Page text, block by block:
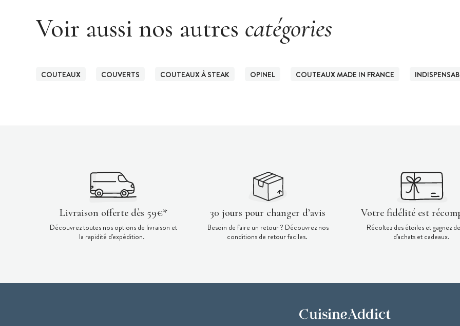
Voir aussi nos autres catégories
COUTEAUX COUVERTS COUTEAUX À STEAK OPINEL COUTEAUX MADE IN FRANCE
Livraison offerte dès 59€*
Découvrez toutes nos options de livraison et
la rapidité d'expédition.
30 jours pour changer d’avis
Besoin de faire un retour ? Découvrez nos
conditions de retour faciles.
Votre fidélité est
Récoltez des étoiles et gagnez
d'achats et cadeaux.